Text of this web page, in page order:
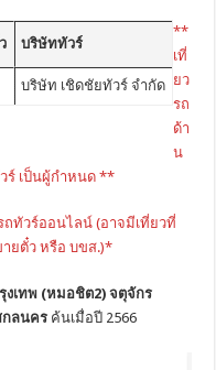
บริษัททัวร์
บริษัท เชิดชัยทัวร์ จำกัด
**
เที่
ยว
รถ
ด้า
น
ร์ เป็นผู้กำหนด **
ถทัวร์ออนไลน์ (อาจมีเที่ยวที่
ยตั๋ว หรือ บขส.)*
งเทพ (หมอชิต2) จตุจักร
กลนคร ค้นเมื่อปี 2566